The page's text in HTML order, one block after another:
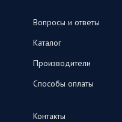
Вопросы и ответы
Каталог
Производители
Способы оплаты
Контакты